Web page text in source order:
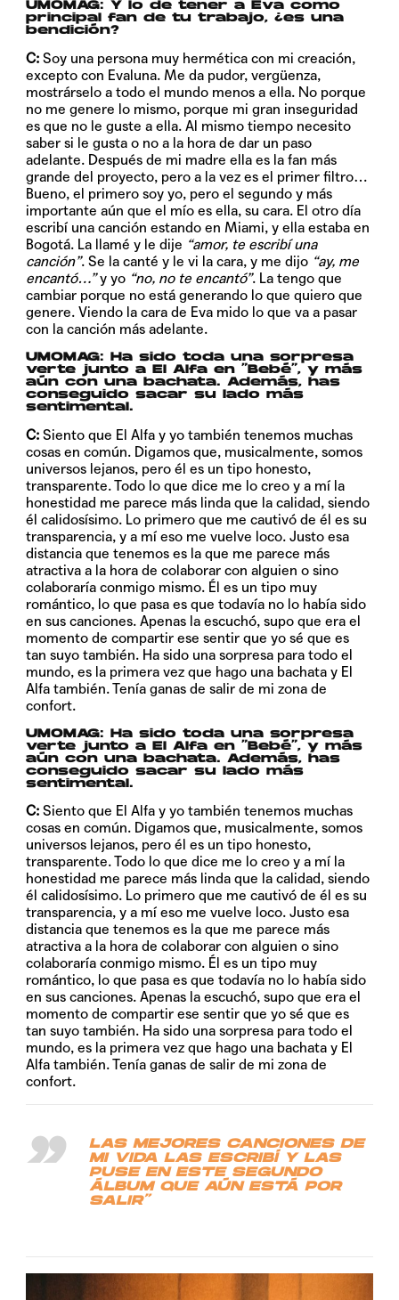
UMOMAG: Y lo de tener a Eva como
principal fan de tu trabajo, ¿es una
bendición?
C: Soy una persona muy hermética con mi creación,
excepto con Evaluna. Me da pudor, vergüenza,
mostrárselo a todo el mundo menos a ella. No porque
no me genere lo mismo, porque mi gran inseguridad
es que no le guste a ella. Al mismo tiempo necesito
saber si le gusta o no a la hora de dar un paso
adelante. Después de mi madre ella es la fan más
grande del proyecto, pero a la vez es el primer filtro…
Bueno, el primero soy yo, pero el segundo y más
importante aún que el mío es ella, su cara. El otro día
escribí una canción estando en Miami, y ella estaba en
Bogotá. La llamé y le dije “amor, te escribí una
canción”. Se la canté y le vi la cara, y me dijo “ay, me
encantó…”y yo “no, no te encantó”. La tengo que
cambiar porque no está generando lo que quiero que
genere. Viendo la cara de Eva mido lo que va a pasar
con la canción más adelante.
UMOMAG:Ha sido toda una sorpresa
verte junto a El Alfa en “Bebé”, y más
aún con una bachata. Además, has
conseguido sacar su lado más
sentimental.
C: Siento que El Alfa y yo también tenemos muchas
cosas en común. Digamos que, musicalmente, somos
universos lejanos, pero él es un tipo honesto,
transparente. Todo lo que dice me lo creo y a mí la
honestidad me parece más linda que la calidad, siendo
él calidosísimo. Lo primero que me cautivó de él es su
transparencia, y a mí eso me vuelve loco. Justo esa
distancia que tenemos es la que me parece más
atractiva a la hora de colaborar con alguien o sino
colaboraría conmigo mismo. Él es un tipo muy
romántico, lo que pasa es que todavía no lo había sido
en sus canciones. Apenas la escuchó, supo que era el
momento de compartir ese sentir que yo sé que es
tan suyo también. Ha sido una sorpresa para todo el
mundo, es la primera vez que hago una bachata y El
Alfa también. Tenía ganas de salir de mi zona de
confort.
UMOMAG:
Ha sido toda una sorpresa
verte junto a El Alfa en “Bebé”, y más
aún con una bachata. Además, has
conseguido sacar su lado más
sentimental.
C: Siento que El Alfa y yo también tenemos muchas
cosas en común. Digamos que, musicalmente, somos
universos lejanos, pero él es un tipo honesto,
transparente. Todo lo que dice me lo creo y a mí la
honestidad me parece más linda que la calidad, siendo
él calidosísimo. Lo primero que me cautivó de él es su
transparencia, y a mí eso me vuelve loco. Justo esa
distancia que tenemos es la que me parece más
atractiva a la hora de colaborar con alguien o sino
colaboraría conmigo mismo. Él es un tipo muy
romántico, lo que pasa es que todavía no lo había sido
en sus canciones. Apenas la escuchó, supo que era el
momento de compartir ese sentir que yo sé que es
tan suyo también. Ha sido una sorpresa para todo el
mundo, es la primera vez que hago una bachata y El
Alfa también. Tenía ganas de salir de mi zona de
confort.
LAS MEJORES CANCIONES DE
MI VIDA LAS ESCRIBÍ Y LAS
PUSE EN ESTE SEGUNDO
ÁLBUM QUE AÚN ESTÁ POR
SALIR”